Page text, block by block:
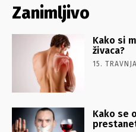
Zanimljivo
Kako si
živaca?
15.
Kako se